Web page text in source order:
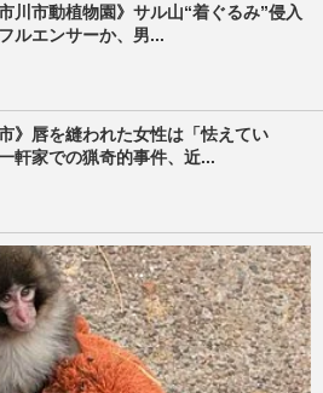
川市動植物園》サル山“着ぐるみ”侵入
ルエンサーか、男...
》唇を縫われた女性は「怯えてい
軒家での猟奇的事件、近...